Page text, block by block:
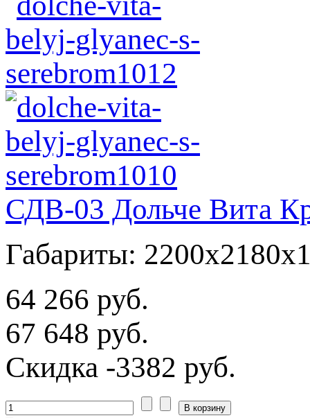
СДВ-03 Дольче Вита
Габариты:
64 266 руб.
67 648 руб.
Скидка -3382 руб.